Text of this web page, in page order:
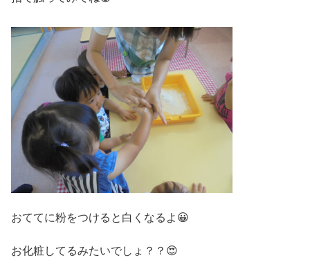
おててに粉をつけると白くなるよ😀
お化粧してるみたいでしょ？？😍